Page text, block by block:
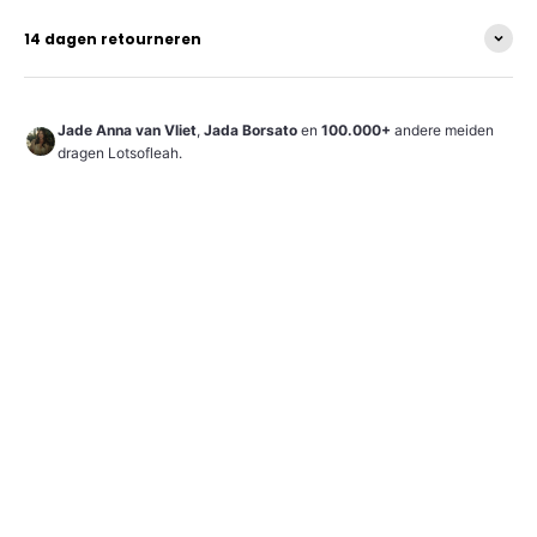
14 dagen retourneren
Jade Anna van Vliet, Jada Borsato en 100.000+ andere meiden
dragen Lotsofleah.